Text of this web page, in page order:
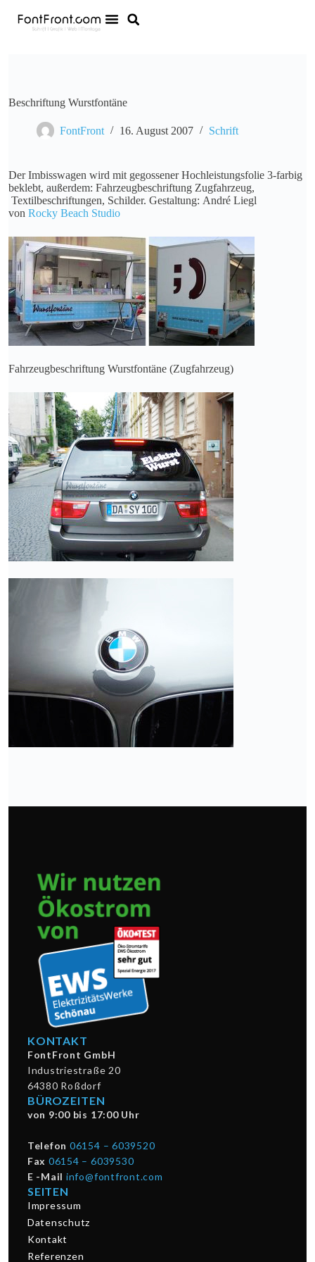
Beschriftung Wurstfontäne
FontFront 16. August 2007 Schrift
Der Imbisswagen wird mit gegossener Hochleistungsfolie 3-farbig
beklebt, außerdem: Fahrzeugbeschriftung Zugfahrzeug,
Textilbeschriftungen, Schilder. Gestaltung: André Liegl
von Rocky Beach Studio
Fahrzeugbeschriftung Wurstfontäne (Zugfahrzeug)
KONTAKT
FontFront GmbH
Industriestraße 20
64380 Roßdorf
BÜROZEITEN
von 9:00 bis 17:00 Uhr
Telefon 06154 – 6039520
Fax 06154 – 6039530
E -Mail info@fontfront.com
SEITEN
Impressum
Datenschutz
Kontakt
Referenzen